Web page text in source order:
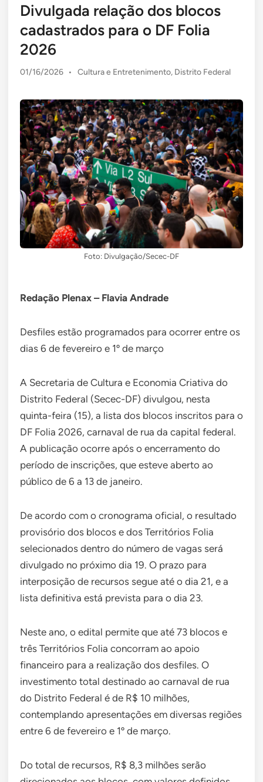
Divulgada relação dos blocos
cadastrados para o DF Folia
2026
01/16/2026 •
Posted
Cultura e Entretenimento, Distrito Federal
Foto: Divulgação/Secec-DF
Redação Plenax – Flavia Andrade
Desfiles estão programados para ocorrer entre os
dias 6 de fevereiro e 1º de março
A Secretaria de Cultura e Economia Criativa do
Distrito Federal (Secec-DF) divulgou, nesta
quinta-feira (15), a lista dos blocos inscritos para o
DF Folia 2026, carnaval de rua da capital federal.
A publicação ocorre após o encerramento do
período de inscrições, que esteve aberto ao
público de 6 a 13 de janeiro.
De acordo com o cronograma oficial, o resultado
provisório dos blocos e dos Territórios Folia
selecionados dentro do número de vagas será
divulgado no próximo dia 19. O prazo para
interposição de recursos segue até o dia 21, e a
lista definitiva está prevista para o dia 23.
Neste ano, o edital permite que até 73 blocos e
três Territórios Folia concorram ao apoio
financeiro para a realização dos desfiles. O
investimento total destinado ao carnaval de rua
do Distrito Federal é de R$ 10 milhões,
contemplando apresentações em diversas regiões
entre 6 de fevereiro e 1º de março.
Do total de recursos, R$ 8,3 milhões serão